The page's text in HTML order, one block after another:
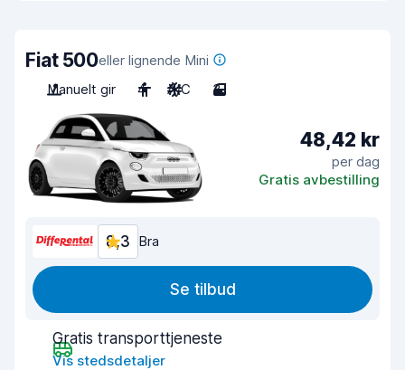
Fiat 500eller lignende Mini
Manuelt gir
4 A/C 3
48,42 kr
per dag
Gratis avbestilling
8,3 Bra
Se tilbud
Gratis transporttjeneste
Vis stedsdetaljer